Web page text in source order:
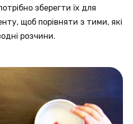
зберегти їх для
щоб порівняти з тими, які
розчини.